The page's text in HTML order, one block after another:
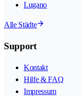
Lugano
Alle Städte
Support
Kontakt
Hilfe & FAQ
Impressum